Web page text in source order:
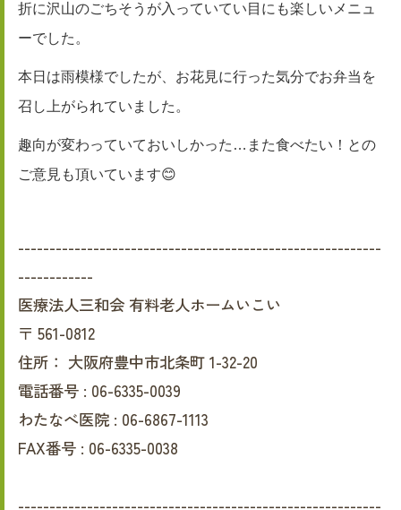
折に沢山のごちそうが入っていてい目にも楽しいメニュ
ーでした。
本日は雨模様でしたが、お花見に行った気分でお弁当を
召し上がられていました。
趣向が変わっていておいしかった…また食べたい！との
ご意見も頂いています😊
----------------------------------------------------------
------------
医療法人三和会 有料老人ホームいこい
〒 561-0812
住所： 大阪府豊中市北条町 1-32-20
電話番号 : 06-6335-0039
わたなべ医院 : 06-6867-1113
FAX番号 : 06-6335-0038
----------------------------------------------------------